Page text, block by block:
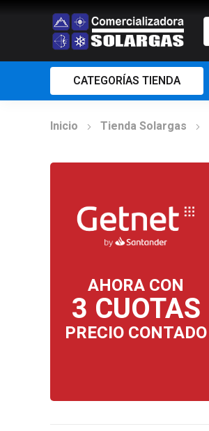
CATEGORÍAS TIENDA
Inicio Tienda Solargas
AHORA CON
3 CUOTAS
PRECIO CONTADO